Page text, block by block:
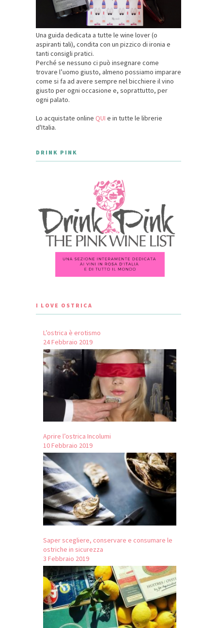
Una guida dedicata a tutte le wine lover (o
aspiranti tali), condita con un pizzico di ironia e
tanti consigli pratici.
Perché se nessuno ci può insegnare come
trovare l’uomo giusto, almeno possiamo imparare
come si fa ad avere sempre nel bicchiere il vino
giusto per ogni occasione e, soprattutto, per
ogni palato.
Lo acquistate online QUI e in tutte le librerie
d'Italia.
DRINK PINK
I LOVE OSTRICA
L’ostrica è erotismo
24 Febbraio 2019
Aprire l’ostrica Incolumi
10 Febbraio 2019
Saper scegliere, conservare e consumare le
ostriche in sicurezza
3 Febbraio 2019